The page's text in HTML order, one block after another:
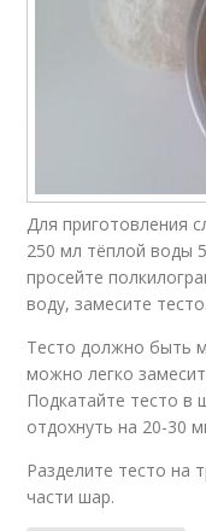
Для приготовления
250 мл тёплой воды
просейте
воду, замесите тесто.
Тесто должно быть
можно легко
Подкатайте тесто в
отдохнуть на 20-30
Разделите тесто на
части шар.